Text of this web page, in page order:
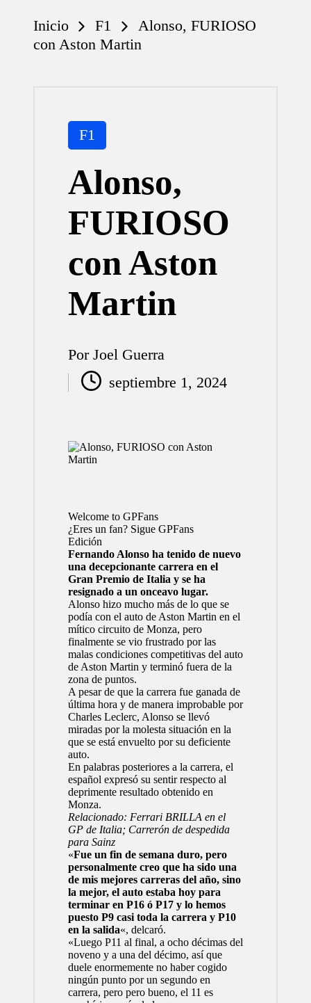
Inicio F1
Alonso, FURIOSO
con Aston Martin
Publicada
en
F1
Alonso,
FURIOSO
con Aston
Martin
Publicado
por
Por Joel Guerra
septiembre 1, 2024
Welcome to GPFans
¿Eres un fan? Sigue GPFans
Edición
Fernando Alonso ha tenido de nuevo
una decepcionante carrera en el
Gran Premio de Italia y se ha
resignado a un onceavo lugar.
Alonso hizo mucho más de lo que se
podía con el auto de Aston Martin en el
mítico circuito de Monza, pero
finalmente se vio frustrado por las
malas condiciones competitivas del auto
de Aston Martin y terminó fuera de la
zona de puntos.
A pesar de que la carrera fue ganada de
última hora y de manera improbable por
Charles Leclerc, Alonso se llevó
miradas por la molesta situación en la
que se está envuelto por su deficiente
auto.
En palabras posteriores a la carrera, el
español expresó su sentir respecto al
deprimente resultado obtenido en
Monza.
Relacionado: Ferrari BRILLA en el
GP de Italia; Carrerón de despedida
para Sainz
«Fue un fin de semana duro, pero
personalmente creo que ha sido una
de mis mejores carreras del año, sino
la mejor, el auto estaba hoy para
terminar en P16 ó P17 y lo hemos
puesto P9 casi toda la carrera y P10
en la salida«, delcaró.
«Luego P11 al final, a ocho décimas del
noveno y a una del décimo, así que
duele enormemente no haber cogido
ningún punto por un segundo en
carrera, pero pero bueno, el 11 es